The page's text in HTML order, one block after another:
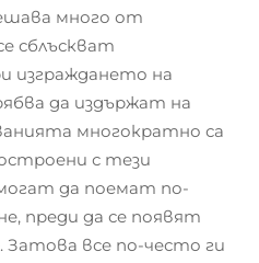
много от
сблъскват
изграждането на
да издържат на
многократно са
с тези
да поемат по-
преди да се появят
Затова все по-често ги